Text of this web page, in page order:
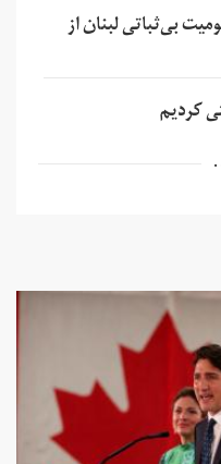
بی‌ثباتی لبنان از
کردیم